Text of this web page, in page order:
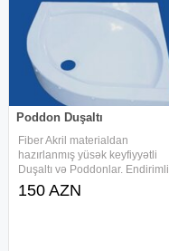
Poddon Duşaltı
Fiber Akril materialdan
hazırlanmış yüsək keyfiyyətli
Duşaltı və Poddonlar. Endirimli
qiymətlərlə təklif edilir. Müxtəlif
ölçü və modellər mövcuddur.
150 AZN